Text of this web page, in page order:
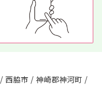
/ 西脇市 / 神崎郡神河町 /